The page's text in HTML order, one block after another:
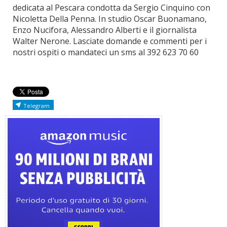
dedicata al Pescara condotta da Sergio Cinquino con
Nicoletta Della Penna. In studio Oscar Buonamano,
Enzo Nucifora, Alessandro Alberti e il giornalista
Walter Nerone. Lasciate domande e commenti per i
nostri ospiti o mandateci un sms al 392 623 70 60
Telegram